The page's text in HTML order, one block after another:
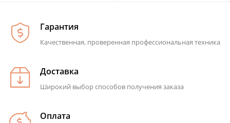
Гарантия
Качественная, проверенная профессиональная техника
Доставка
Широкий выбор способов получения заказа
Оплата